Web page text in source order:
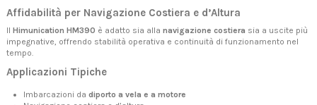
Affidabilità per Navigazione Costiera e d’Altura
Il Himunication HM390 è adatto sia alla navigazione costiera sia a uscite più
impegnative, offrendo stabilità operativa e continuità di funzionamento nel
tempo.
Applicazioni Tipiche
Imbarcazioni da diporto a vela e a motore